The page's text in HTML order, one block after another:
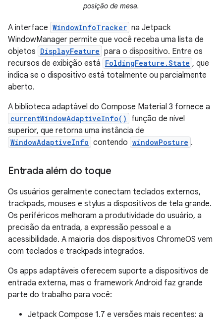
posição de mesa.
A interface WindowInfoTracker na Jetpack
WindowManager permite que você receba uma lista de
objetos DisplayFeature para o dispositivo. Entre os
recursos de exibição está FoldingFeature.State , que
indica se o dispositivo está totalmente ou parcialmente
aberto.
A biblioteca adaptável do Compose Material 3 fornece a
currentWindowAdaptiveInfo()
função de nível
superior, que retorna uma instância de
WindowAdaptiveInfo contendo windowPosture .
Entrada além do toque
Os usuários geralmente conectam teclados externos,
trackpads, mouses e stylus a dispositivos de tela grande.
Os periféricos melhoram a produtividade do usuário, a
precisão da entrada, a expressão pessoal e a
acessibilidade. A maioria dos dispositivos ChromeOS vem
com teclados e trackpads integrados.
Os apps adaptáveis oferecem suporte a dispositivos de
entrada externa, mas o framework Android faz grande
parte do trabalho para você:
Jetpack Compose 1.7 e versões mais recentes: a